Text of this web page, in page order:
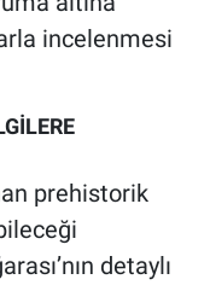
incelenmesi
prehistorik
detaylı